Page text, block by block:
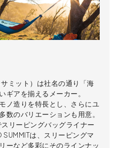
ミット）は社名の通り「海
ギアを揃えるメーカー。
ノ造りを特長とし、さらにユ
数のバリエーションも用意。
リーピングバッグライナー
は、スリーピングマ
ーなど多彩にそのラインナッ